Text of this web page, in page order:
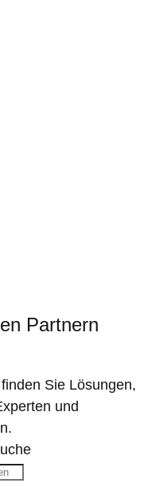
Partnern
Sie Lösungen,
und